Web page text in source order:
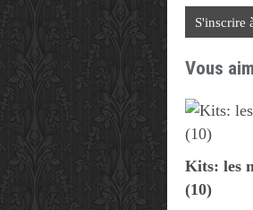
S'inscrire
Vous
Kits: les
(10)